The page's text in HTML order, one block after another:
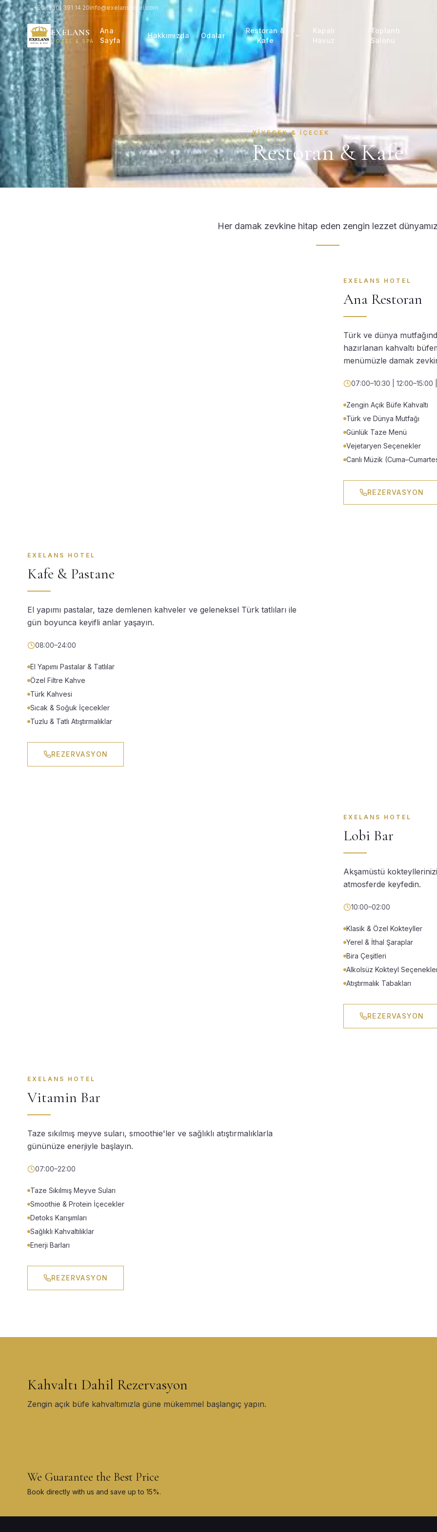
+90 (530) 391 14 20info@exelanshotel.com
EXELANS
HOTEL & SPA
Ana
Sayfa
Hakkımızda Odalar
Restoran &
Kafe
Kapalı
Havuz
Toplantı
Salonu
YIYECEK & İÇECEK
Restoran & Kafe
Her damak zevkine hitap eden zengin lezzet
EXELANS HOTEL
Ana Restoran
Türk ve dünya
hazırlanan kahvaltı
menümüzle damak
07:00–10:30 | 12:00–15:00
Zengin Açık Büfe Kahvaltı
Türk ve Dünya Mutfağı
Günlük Taze Menü
Vejetaryen Seçenekler
Canlı Müzik
REZERVASYON
EXELANS HOTEL
Kafe & Pastane
El yapımı pastalar, taze demlenen kahveler ve geleneksel Türk tatlıları ile
gün boyunca keyifli anlar yaşayın.
08:00–24:00
El Yapımı Pastalar & Tatlılar
Özel Filtre Kahve
Türk Kahvesi
Sıcak & Soğuk İçecekler
Tuzlu & Tatlı Atıştırmalıklar
REZERVASYON
EXELANS HOTEL
Lobi Bar
Akşamüstü
atmosferde keyfedin.
10:00–02:00
Klasik & Özel Kokteyller
Yerel & İthal Şaraplar
Bira Çeşitleri
Alkolsüz Kokteyl
Atıştırmalık Tabakları
REZERVASYON
EXELANS HOTEL
Vitamin Bar
Taze sıkılmış meyve suları, smoothie'ler ve sağlıklı atıştırmalıklarla
gününüze enerjiyle başlayın.
07:00–22:00
Taze Sıkılmış Meyve Suları
Smoothie & Protein İçecekler
Detoks Karışımları
Sağlıklı Kahvaltılıklar
Enerji Barları
REZERVASYON
Kahvaltı Dahil Rezervasyon
Zengin açık büfe kahvaltımızla güne mükemmel başlangıç yapın.
We Guarantee the Best Price
Book directly with us and save up to 15%.